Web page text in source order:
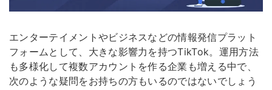
エンターテイメントやビジネスなどの情報発信プラット
フォームとして、大きな影響力を持つTikTok。運用方法
も多様化して複数アカウントを作る企業も増える中で、
次のような疑問をお持ちの方もいるのではないでしょう